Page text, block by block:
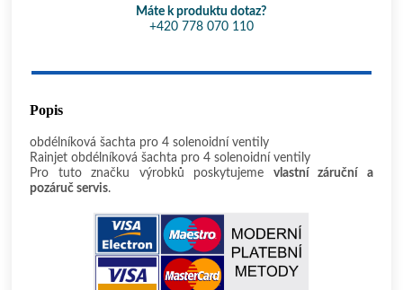
Máte k produktu dotaz?
+420 778 070 110
Popis
obdélníková šachta pro 4 solenoidní ventily
Rainjet obdélníková šachta pro 4 solenoidní ventily
Pro tuto značku výrobků poskytujeme vlastní záruční a
pozáruč servis.